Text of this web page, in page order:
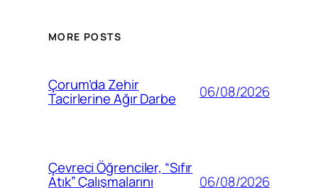
MORE POSTS
Çorum’da Zehir
Tacirlerine Ağır Darbe 06/08/2026
Çevreci Öğrenciler, “Sıfır
Atık” Çalışmalarını 06/08/2026